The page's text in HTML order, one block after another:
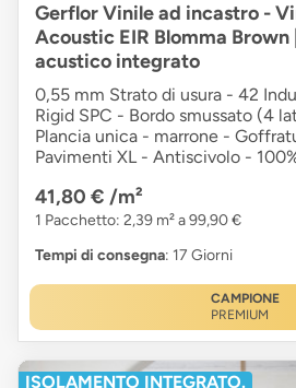
Gerflor Vinile ad incastro -
Acoustic EIR Blomma Brown
acustico integrato
0,55 mm Strato di usura - 42
Rigid SPC - Bordo smussato (4
Plancia unica - marrone -
Pavimenti XL - Antiscivolo -
41,80 € /m²
1 Pacchetto: 2,39 m² a 99,90 €
Tempi di consegna: 17 Giorni
CAMPIONE
PREMIUM
ISOLAMENTO INTEGRATO.